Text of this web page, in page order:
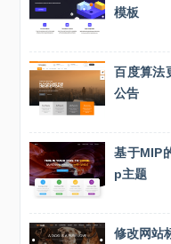
模板
百度算法
公告
基于MIP
p主题
修改网站